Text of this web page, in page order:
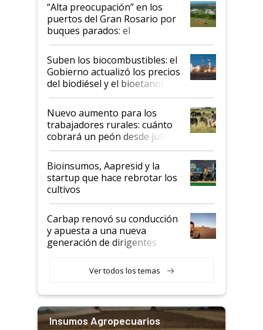
“Alta preocupación” en los
puertos del Gran Rosario por
buques parados: el
funcionamiento de las
exportadoras en tensión tras
la medida de fuerza de los
prácticos
Suben los biocombustibles: el
Gobierno actualizó los precios
del biodiésel y el bioetanol
Nuevo aumento para los
trabajadores rurales: cuánto
cobrará un peón desde julio
Bioinsumos, Aapresid y la
startup que hace rebrotar los
cultivos
Carbap renovó su conducción
y apuesta a una nueva
generación de dirigentes
Ver todos los temas
Insumos Agropecuarios